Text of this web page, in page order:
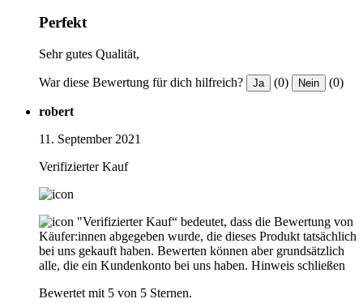
Perfekt
Sehr gutes Qualität,
War diese Bewertung für dich hilfreich? Ja (0) Nein (0)
robert
11. September 2021
Verifizierter Kauf
"Verifizierter Kauf“ bedeutet, dass die Bewertung von
Käufer:innen abgegeben wurde, die dieses Produkt tatsächlich
bei uns gekauft haben. Bewerten können aber grundsätzlich
alle, die ein Kundenkonto bei uns haben. Hinweis schließen
Bewertet mit 5 von 5 Sternen.